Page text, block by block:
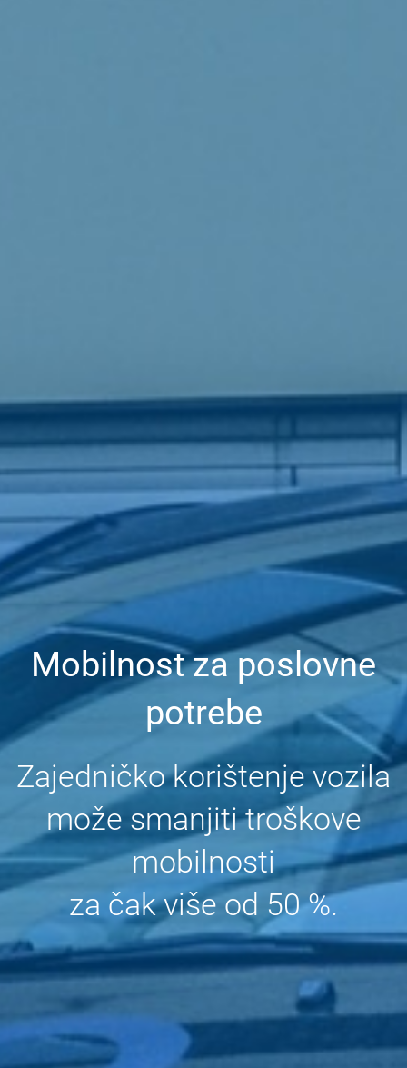
Mobilnost za poslovne
potrebe
Zajedničko korištenje vozila
može smanjiti troškove
mobilnosti
za čak više od 50 %.